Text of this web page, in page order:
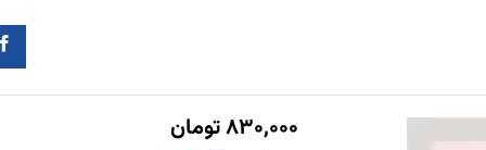
۸۳۰,۰۰۰تومان